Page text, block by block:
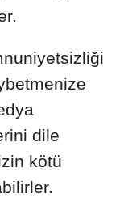
dile
kötü